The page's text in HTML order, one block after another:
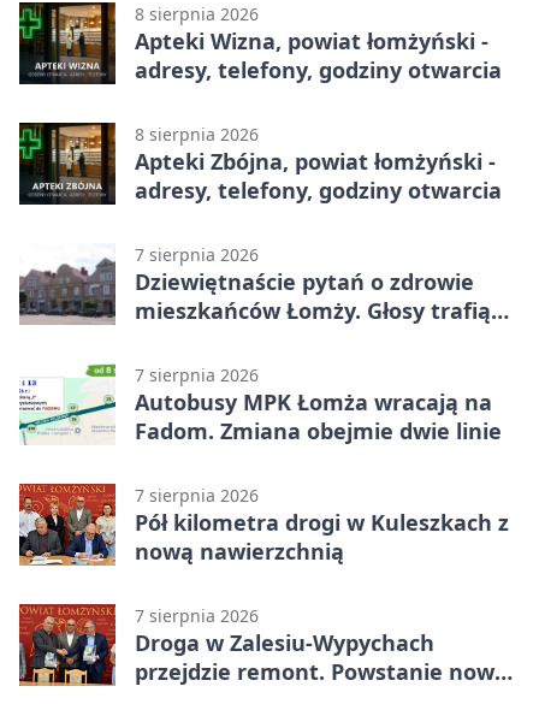
8 sierpnia 2026
Apteki Wizna, powiat łomżyński -
adresy, telefony, godziny otwarcia
8 sierpnia 2026
Apteki Zbójna, powiat łomżyński -
adresy, telefony, godziny otwarcia
7 sierpnia 2026
Dziewiętnaście pytań o zdrowie
mieszkańców Łomży. Głosy trafią
7 sierpnia 2026
Autobusy MPK Łomża wracają na
Fadom. Zmiana obejmie dwie linie
7 sierpnia 2026
Pół kilometra drogi w Kuleszkach z
nową nawierzchnią
7 sierpnia 2026
Droga w Zalesiu-Wypychach
przejdzie remont. Powstanie nowa